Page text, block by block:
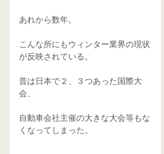
あれから数年。
こんな所にもウィンター業界の現状
が反映されている。
昔は日本で２、３つあった国際大
会、
自動車会社主催の大きな大会等もな
くなってしまった。